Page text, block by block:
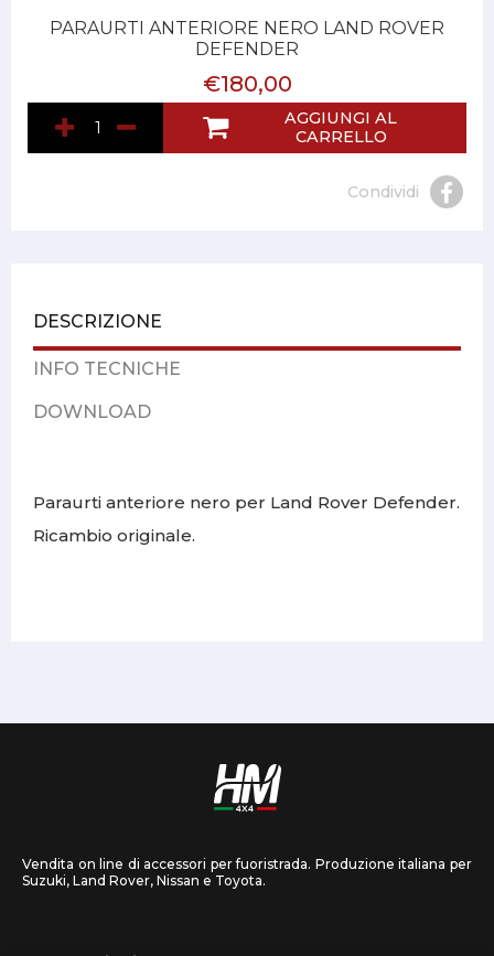
PARAURTI ANTERIORE NERO LAND ROVER
DEFENDER
€180,00
AGGIUNGI AL
CARRELLO
Condividi
DESCRIZIONE
INFO TECNICHE
DOWNLOAD
Paraurti anteriore nero per Land Rover Defender.
Ricambio originale.
Vendita on line di accessori per fuoristrada. Produzione italiana per
Suzuki, Land Rover, Nissan e Toyota.